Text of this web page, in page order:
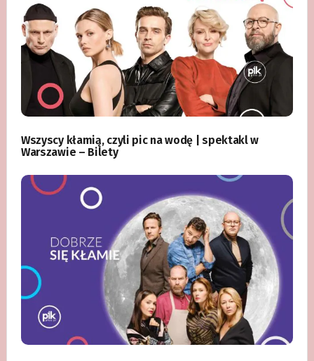
Wszyscy kłamią, czyli pic na wodę | spektakl w
Warszawie – Bilety